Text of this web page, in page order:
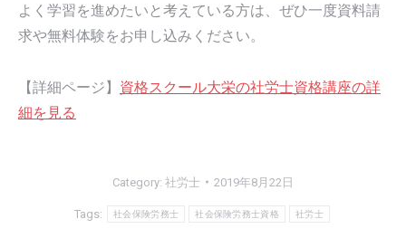
よく学習を進めたいと考えている方は、ぜひ一度資料請
求や無料体験をお申し込みください。
【詳細ページ】 資格スクール大栄の社労士資格講座の詳
細を見る
Category: 社労士 2019年8月22日
Tags: 社会保険労務士 社会保険労務士資格 社労士